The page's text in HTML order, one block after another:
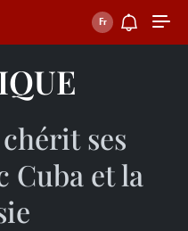
ses
Cuba et la